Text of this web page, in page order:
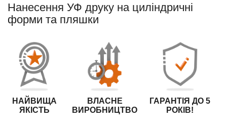
Нанесення УФ друку на циліндричні
форми та пляшки
НАЙВИЩА
ЯКІСТЬ
ВЛАСНЕ
ВИРОБНИЦТВО
ГАРАНТІЯ ДО 5
РОКІВ!